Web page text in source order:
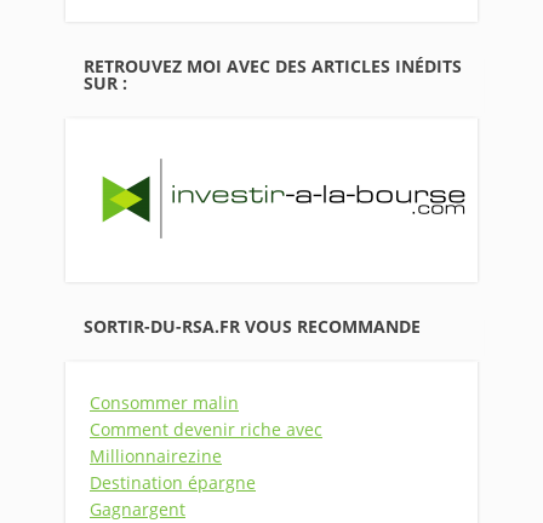
RETROUVEZ MOI AVEC DES ARTICLES INÉDITS
SUR :
SORTIR-DU-RSA.FR VOUS RECOMMANDE
Consommer malin
Comment devenir riche avec
Millionnairezine
Destination épargne
Gagnargent